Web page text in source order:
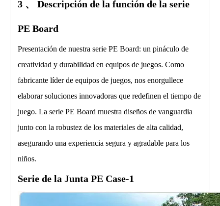
3 、 Descripción de la función de la serie
PE Board
Presentación de nuestra serie PE Board: un pináculo de
creatividad y durabilidad en equipos de juegos. Como
fabricante líder de equipos de juegos, nos enorgullece
elaborar soluciones innovadoras que redefinen el tiempo de
juego. La serie PE Board muestra diseños de vanguardia
junto con la robustez de los materiales de alta calidad,
asegurando una experiencia segura y agradable para los
niños.
Serie de la Junta PE Case-1